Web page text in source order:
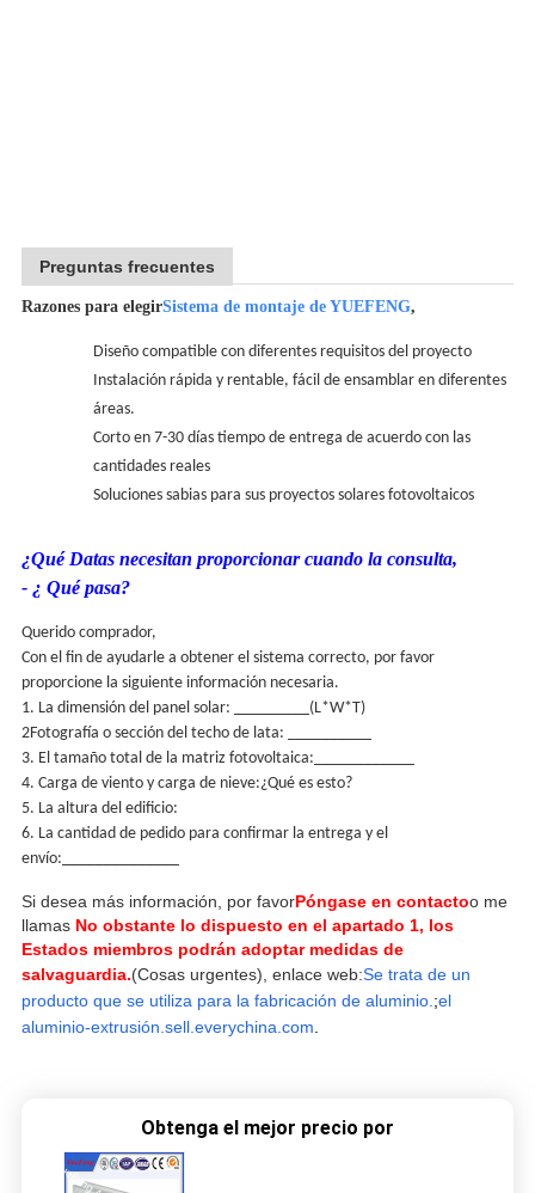
Preguntas frecuentes
Razones para elegirSistema de montaje de YUEFENG,
Diseño compatible con diferentes requisitos del proyecto
Instalación rápida y rentable, fácil de ensamblar en diferentes
áreas.
Corto en 7-30 días tiempo de entrega de acuerdo con las
cantidades reales
Soluciones sabias para sus proyectos solares fotovoltaicos
¿Qué Datas necesitan proporcionar cuando la consulta,
- ¿ Qué pasa?
Querido comprador,
Con el fin de ayudarle a obtener el sistema correcto, por favor
proporcione la siguiente información necesaria.
1. La dimensión del panel solar: _________(L*W*T)
2Fotografía o sección del techo de lata: __________
3. El tamaño total de la matriz fotovoltaica:____________
4. Carga de viento y carga de nieve:¿Qué es esto?
5. La altura del edificio:
6. La cantidad de pedido para confirmar la entrega y el
envío:______________
Si desea más información, por favorPóngase en contactoo me
llamas No obstante lo dispuesto en el apartado 1, los
Estados miembros podrán adoptar medidas de
salvaguardia.(Cosas urgentes), enlace web:Se trata de un
producto que se utiliza para la fabricación de aluminio. ;el
aluminio-extrusión.sell.everychina.com
Obtenga el mejor precio por